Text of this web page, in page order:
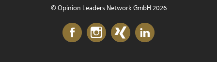
© Opinion Leaders Network GmbH 2026